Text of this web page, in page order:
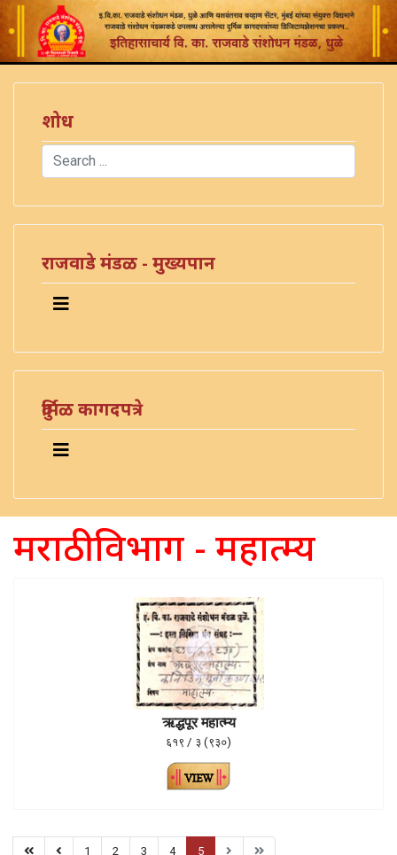
शोध
Search
राजवाडे मंडळ - मुख्यपान
दुर्मिळ कागदपत्रे
मराठी विभाग - महात्म्य
ऋद्धपूर महात्म्य
६१९ / ३ (९३०)
1 2 3 4 5